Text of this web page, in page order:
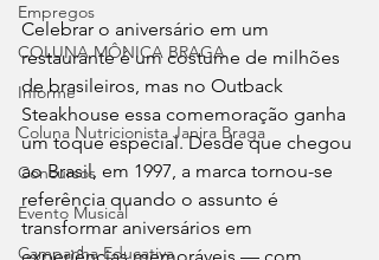
Empregos
COLUNA MÔNICA BRAGA
Informe
Coluna Nutricionista Janira Braga
Concursos
Evento Musical
Campanha Educativa
Celebrar o aniversário em um
restaurante é um costume de milhões
de brasileiros, mas no Outback
Steakhouse essa comemoração ganha
um toque especial. Desde que chegou
ao Brasil, em 1997, a marca tornou-se
referência quando o assunto é
transformar aniversários em